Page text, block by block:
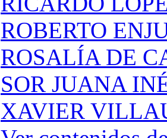
ROBERTO
ROSALÍA DE
SOR JUANA
XAVIER